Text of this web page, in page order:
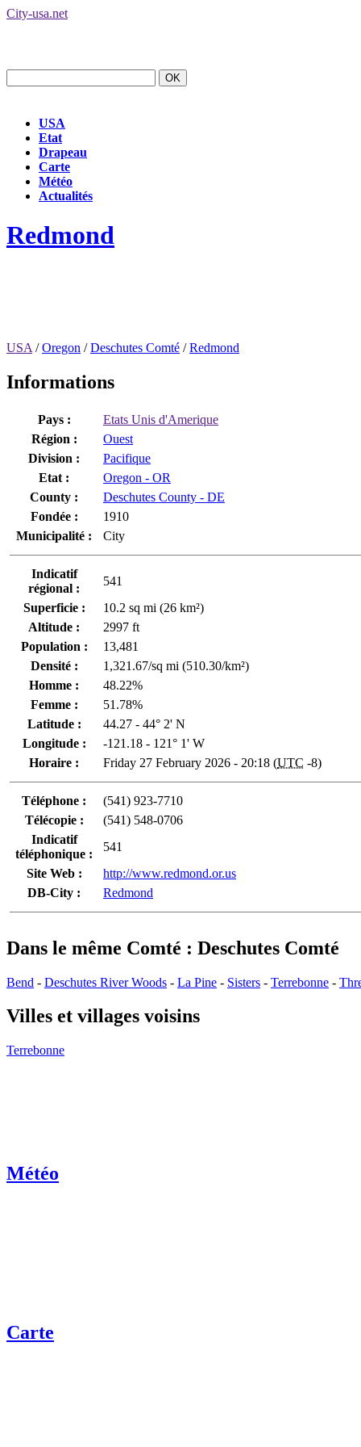
City-usa.net
USA
Etat
Drapeau
Carte
Météo
Actualités
Redmond
USA /Oregon /Deschutes Comté /Redmond
Informations
Pays :
Etats Unis d'Amerique
Région :
Ouest
Division :
Pacifique
Etat :
Oregon - OR
County :
Deschutes County - DE
Fondée :
1910
Municipalité :
City
Indicatif
régional :
541
Superficie :
10.2 sq mi (26 km²)
Altitude :
2997 ft
Population :
13,481
Densité :
1,321.67/sq mi (510.30/km²)
Homme :
48.22%
Femme :
51.78%
Latitude :
44.27 - 44° 2' N
Longitude :
-121.18 - 121° 1' W
Horaire :
Friday 27 February 2026 - 20:18 (UTC -8)
Téléphone :
(541) 923-7710
Télécopie :
(541) 548-0706
Indicatif
téléphonique :
541
Site Web :
http://www.redmond.or.us
DB-City :
Redmond
Dans le même Comté : Deschutes Comté
Bend - Deschutes River Woods - La Pine - Sisters - Terrebonne -
Villes et villages voisins
Terrebonne
Météo
Carte